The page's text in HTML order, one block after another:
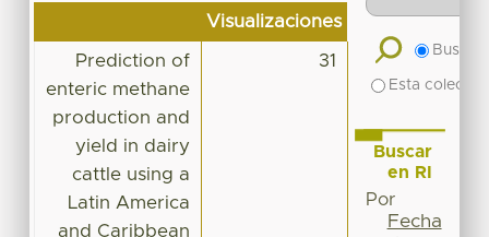
Visualizaciones
Prediction of
enteric methane
production and
yield in dairy
cattle using a
Latin America
and Caribbean
31
Buscar
Esta
Buscar
en RI
Por
Fecha